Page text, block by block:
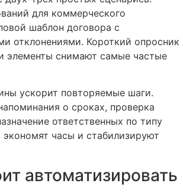
для коммерческого
шаблон договора с
отклонениями. Короткий опросник
элементы снимают самые частые
ускорит повторяемые шаги.
о сроках, проверка
ответственных по типу
часы и стабилизируют
автоматизировать